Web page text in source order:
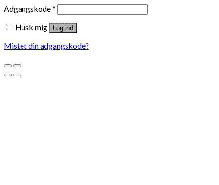
Adgangskode*
Husk mig
Log ind
Mistet din adgangskode?